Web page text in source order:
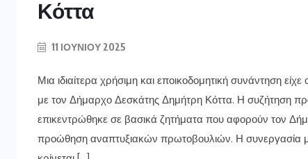
Κόττα
11 ΙΟΥΝΊΟΥ 2025
Μια ιδιαίτερα χρήσιμη και εποικοδομητική συνάντηση
με τον Δήμαρχο Δεσκάτης Δημήτρη Κόττα. Η συζήτηση
επικεντρώθηκε σε βασικά ζητήματα που αφορούν τον
προώθηση αναπτυξιακών πρωτοβουλιών. Η συνεργασία